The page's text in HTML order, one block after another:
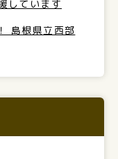
しています
島根県立西部